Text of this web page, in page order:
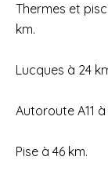
Thermes et
km.
Lucques à 24
Autoroute A11 à
Pise à 46 km.